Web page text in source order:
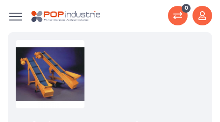
0